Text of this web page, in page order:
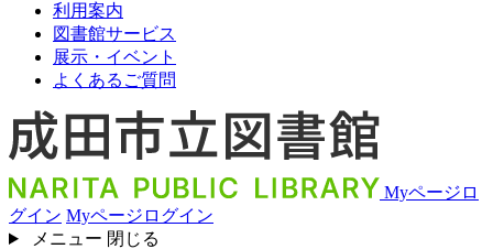
利用案内
図書館サービス
展示・イベント
よくあるご質問
Myページロ
グイン Myページログイン
メニュー 閉じる